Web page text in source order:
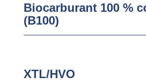
Biocarburant 100 %
(B100)
XTL/HVO